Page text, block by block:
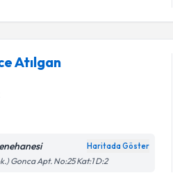
Atılgan
Haritada Göster
Gonca Apt. No:25 Kat:1 D:2